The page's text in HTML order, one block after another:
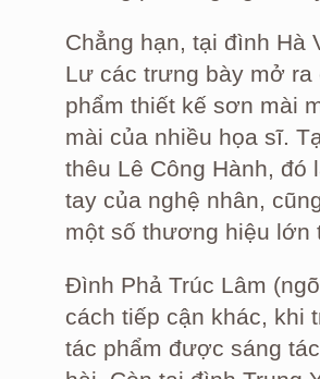
Chẳng hạn, tại đình Hà
Lư các trưng bày mở
phẩm thiết kế sơn mài
mài của nhiều họa sĩ.
thêu Lê Công Hành, đó
tay của nghệ nhân,
một số thương hiệu lớn
Đình Phả Trúc Lâm
cách tiếp cận khác, khi
tác phẩm được sáng